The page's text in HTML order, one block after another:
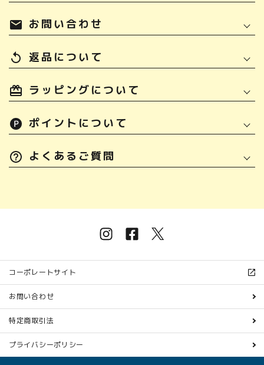
mail お問い合わせ
replay 返品について
ラッピングについて
ポイントについて
よくあるご質問
コーポレートサイト
お問い合わせ
特定商取引法
プライバシーポリシー